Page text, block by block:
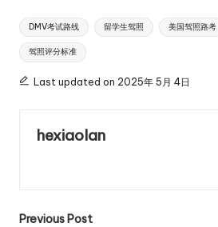
Tags:
DMV考试路线 留学生驾照 美国驾照路考
驾照评分标准
Last updated on 2025年 5月 4日
hexiaolan
Previous Post